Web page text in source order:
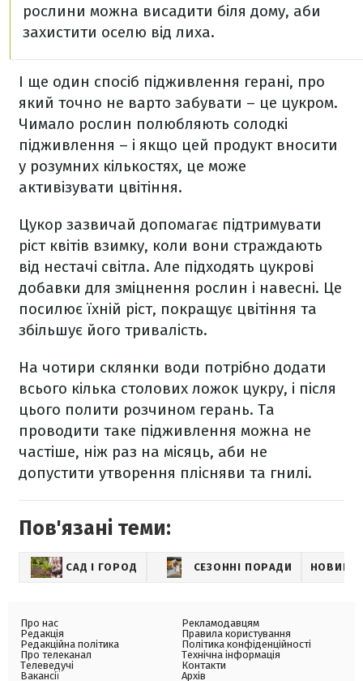
рослини можна висадити біля дому, аби
захистити оселю від лиха.
І ще один спосіб підживлення герані, про
який точно не варто забувати – це цукром.
Чимало рослин полюбляють солодкі
підживлення – і якщо цей продукт вносити
у розумних кількостях, це може
активізувати цвітіння.
Цукор зазвичай допомагає підтримувати
ріст квітів взимку, коли вони страждають
від нестачі світла. Але підходять цукрові
добавки для зміцнення рослин і навесні. Це
посилює їхній ріст, покращує цвітіння та
збільшує його тривалість.
На чотири склянки води потрібно додати
всього кілька столових ложок цукру, і після
цього полити розчином герань. Та
проводити таке підживлення можна не
частіше, ніж раз на місяць, аби не
допустити утворення плісняви та гнилі.
Пов'язані теми:
САД І ГОРОД СЕЗОННІ ПОРАДИ НОВИНИ
Про нас
Редакція
Редакційна політика
Про телеканал
Телеведучі
Вакансії
Рекламодавцям
Правила користування
Політика конфіденційності
Технічна інформація
Контакти
Архів